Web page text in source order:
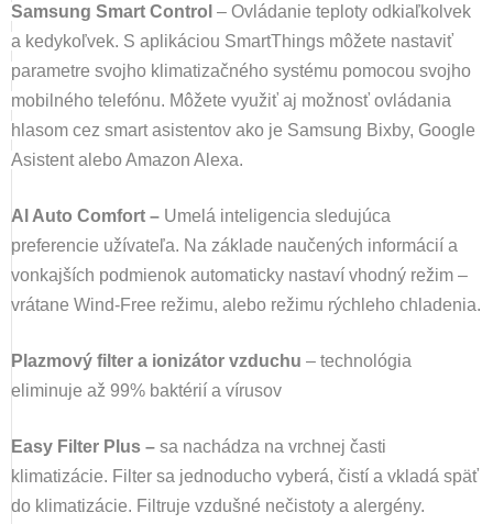
Samsung Smart Control – Ovládanie teploty odkiaľkolvek
a kedykoľvek. S aplikáciou SmartThings môžete nastaviť
parametre svojho klimatizačného systému pomocou svojho
mobilného telefónu. Môžete využiť aj možnosť ovládania
hlasom cez smart asistentov ako je Samsung Bixby, Google
Asistent alebo Amazon Alexa.
Al Auto Comfort – Umelá inteligencia sledujúca
preferencie užívateľa. Na základe naučených informácií a
vonkajších podmienok automaticky nastaví vhodný režim –
vrátane Wind-Free režimu, alebo režimu rýchleho chladenia.
Plazmový filter a ionizátor vzduchu – technológia
eliminuje až 99% baktérií a vírusov
Easy Filter Plus – sa nachádza na vrchnej časti
klimatizácie. Filter sa jednoducho vyberá, čistí a vkladá späť
do klimatizácie. Filtruje vzdušné nečistoty a alergény.